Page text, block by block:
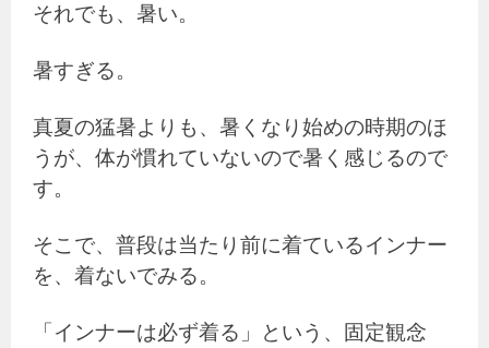
それでも、暑い。
暑すぎる。
真夏の猛暑よりも、暑くなり始めの時期のほ
うが、体が慣れていないので暑く感じるので
す。
そこで、普段は当たり前に着ているインナー
を、着ないでみる。
「インナーは必ず着る」という、固定観念